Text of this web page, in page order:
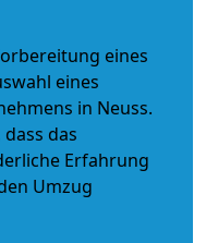
eines
eines
in Neuss.
das
Erfahrung
Umzug